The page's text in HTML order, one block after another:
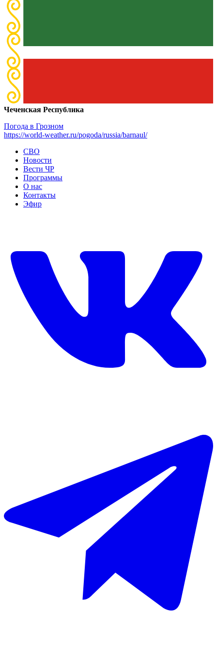
Чеченская Республика
Погода в Грозном
https://world-weather.ru/pogoda/russia/barnaul/
СВО
Новости
Вести ЧР
Программы
О нас
Контакты
Эфир